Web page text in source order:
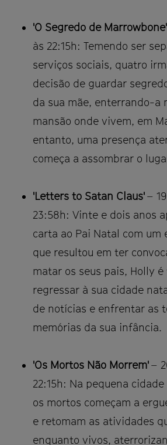
'O Segredo de Marrowbone'
às 22:15h: Temendo ser
serviços sociais, quatro
decisão de guardar
da sua mãe, enterrando-a
mansão onde vivem, em
entanto, uma presença
começa a assombrar o
'Letters to Satan Claus'–
23:58h: Vinte e dois anos
carta ao Pai Natal com um
que resultou em ter
matar os seus pais, Holly é
regressar à sua cidade
de notícias e enfrentar as
memórias da sua infância.
'Os Mortos Não Morrem'–
22:15h: Na pequena
os mortos começam a
e retomam as atividades
enquanto vivos,